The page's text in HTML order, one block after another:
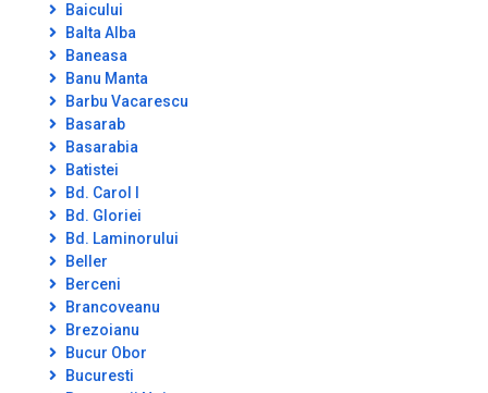
Baicului
Balta Alba
Baneasa
Banu Manta
Barbu Vacarescu
Basarab
Basarabia
Batistei
Bd. Carol I
Bd. Gloriei
Bd. Laminorului
Beller
Berceni
Brancoveanu
Brezoianu
Bucur Obor
Bucuresti